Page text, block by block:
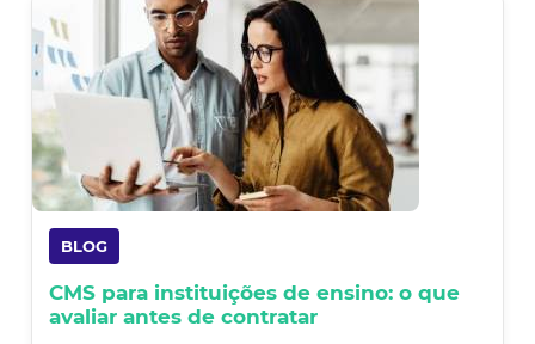
BLOG
CMS para instituições de ensino: o que
avaliar antes de contratar